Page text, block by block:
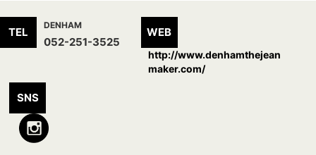
TEL
DENHAM
052-251-3525
WEB
http://www.denhamthejean
maker.com/
SNS